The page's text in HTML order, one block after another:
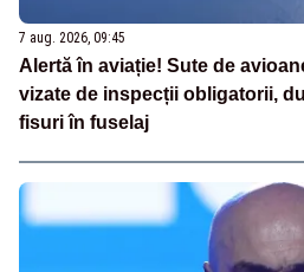
7 aug. 2026, 09:45
Alertă în aviație! Sute de
vizate de inspecții obligatorii,
fisuri în fuselaj